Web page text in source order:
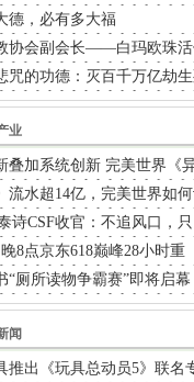
德，必有多大福
协会副会长——白玛欧珠活
咒的功德：灭百千万亿劫生
业
叠加系统创新 完美世界《
流水超14亿，完美世界如
诗CSF收官：不追风口，只
8点京东618巅峰28小时重
“厕所读物争霸赛”即将启幕
闻
推出《玩具总动员5》联名